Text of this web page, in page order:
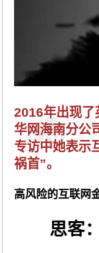
2016年出现了
华网海南分公
专访中她表示
祸首”。
高风险的互联网
思客：